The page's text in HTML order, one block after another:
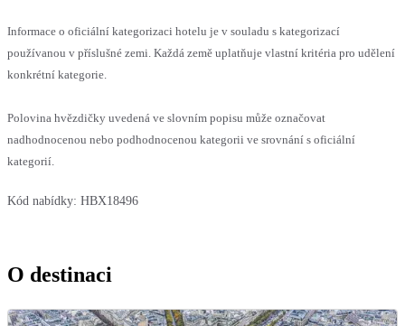
Informace o oficiální kategorizaci hotelu je v souladu s kategorizací
používanou v příslušné zemi. Každá země uplatňuje vlastní kritéria pro udělení
konkrétní kategorie.
Polovina hvězdičky uvedená ve slovním popisu může označovat
nadhodnocenou nebo podhodnocenou kategorii ve srovnání s oficiální
kategorií.
Kód nabídky: HBX18496
O destinaci